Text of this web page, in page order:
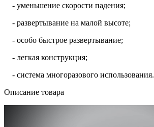
- уменьшение скорости падения;
- развертывание на малой высоте;
- особо быстрое развертывание;
- легкая конструкция;
- система многоразового использования.
Описание товара